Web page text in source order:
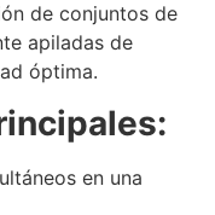
de conjuntos de
apiladas de
óptima.
en una